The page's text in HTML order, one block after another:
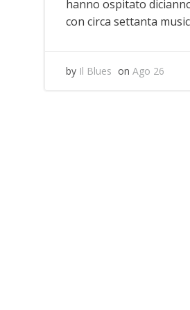
hanno ospitato
con circa settanta
by Il Blues on Ago 26